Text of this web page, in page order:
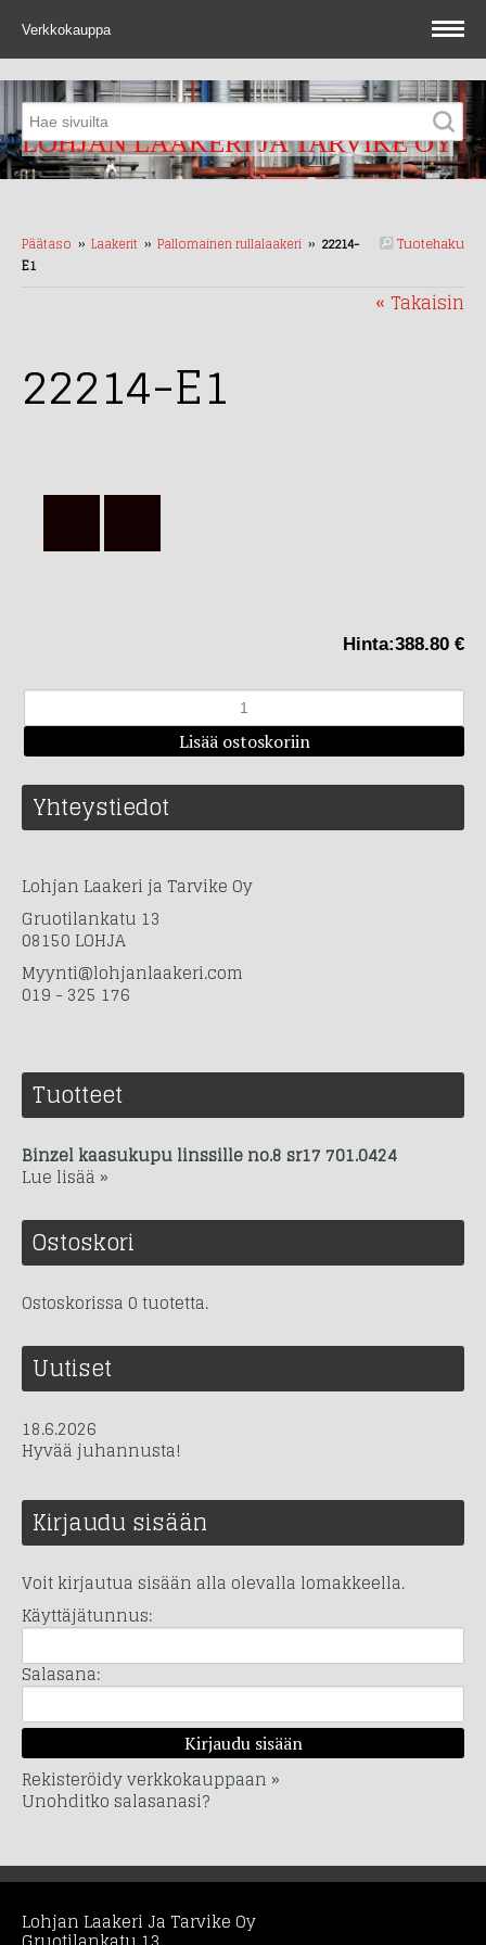
Verkkokauppa
LOHJAN LAAKERI JA TARVIKE OY
Tuotehaku
Päätaso ›› Laakerit ›› Pallomainen rullalaakeri ›› 22214-
E1
« Takaisin
22214-E1
Hinta:388.80 €
Yhteystiedot
Lohjan Laakeri ja Tarvike Oy
Gruotilankatu 13
08150 LOHJA
Myynti@lohjanlaakeri.com
019 - 325 176
Tuotteet
Binzel kaasukupu linssille no.8 sr17 701.0424
Lue lisää »
Ostoskori
Ostoskorissa 0 tuotetta.
Uutiset
18.6.2026
Hyvää juhannusta!
Kirjaudu sisään
Voit kirjautua sisään alla olevalla lomakkeella.
Käyttäjätunnus:
Salasana:
Rekisteröidy verkkokauppaan »
Unohditko salasanasi?
Lohjan Laakeri Ja Tarvike Oy